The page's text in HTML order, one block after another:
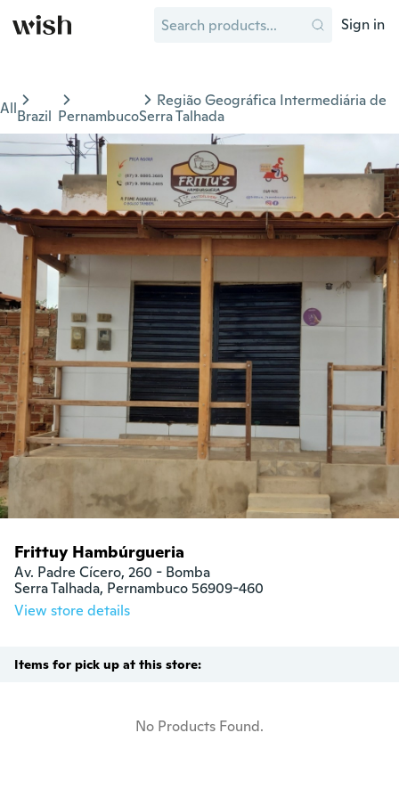
Sign in
AllBrazil Pernambuco
Região Geográfica Intermediária de
Serra Talhada
Frittuy Hambúrgueria
Av. Padre Cícero, 260 - Bomba
Serra Talhada, Pernambuco 56909-460
View store details
Items for pick up at this store:
No Products Found.